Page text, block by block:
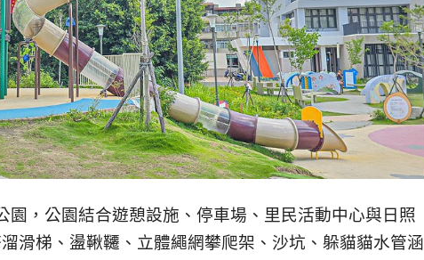
園，公園結合遊憩設施、停車場、里民活動中心與日照
滑梯、盪鞦韆、立體繩網攀爬架、沙坑、躲貓貓水管涵